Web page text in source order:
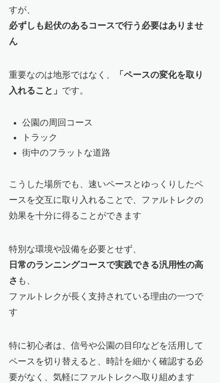
すが、
必ずしも起伏のあるコースで行う必要はありませ
ん
重要なのは地形ではなく、
「ペースの変化を取り
入れること」 です。
公園の周回コース
トラック
街中のフラットな道路
こうした場所でも、速いペースとゆっくりしたペ
ースを交互に取り入れることで、ファルトレクの
効果を十分に得ることができます
特別な環境や設備を必要とせず、
日常のランニングコースで実践できる汎用性の高
さ も、
ファルトレクが長く支持されている理由の一つで
す
特に初心者は、信号や公園の目印などを活用して
ペースを切り替えると、時計を細かく確認する必
要がなく、気軽にファルトレクへ取り組めます